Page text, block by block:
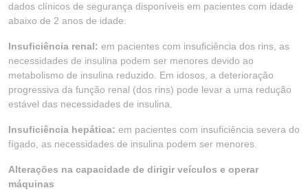
dados clínicos de segurança disponíveis em pacientes com idade
abaixo de 2 anos de idade.
Insuficiência renal: em pacientes com insuficiência dos rins, as
necessidades de insulina podem ser menores devido ao
metabolismo de insulina reduzido. Em idosos, a deterioração
progressiva da função renal (dos rins) pode levar a uma redução
estável das necessidades de insulina.
Insuficiência hepática: em pacientes com insuficiência severa do
fígado, as necessidades de insulina podem ser menores.
Alterações na capacidade de dirigir veículos e operar
máquinas